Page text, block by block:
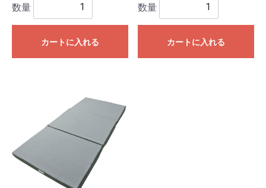
数量
カートに入れる
数量
カートに入れる